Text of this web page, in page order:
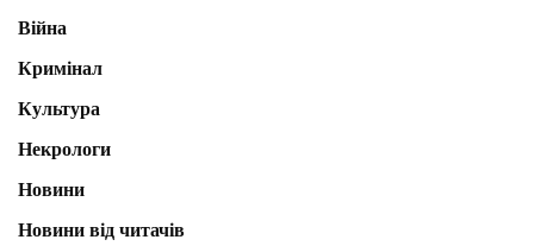
Війна
Кримінал
Культура
Некрологи
Новини
Новини від читачів